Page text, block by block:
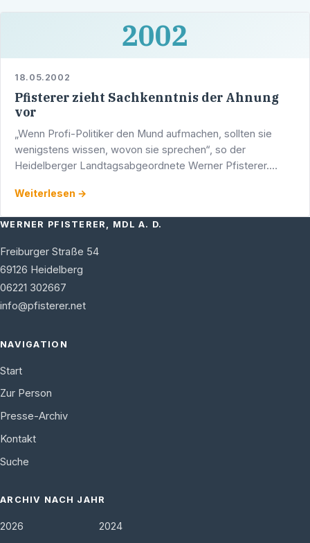
2002
18.05.2002
Pfisterer zieht Sachkenntnis der Ahnung
vor
„Wenn Profi-Politiker den Mund aufmachen, sollten sie
wenigstens wissen, wovon sie sprechen“, so der
Heidelberger Landtagsabgeordnete Werner Pfisterer.
…
Weiterlesen →
WERNER PFISTERER, MDL A. D.
Freiburger Straße 54
69126 Heidelberg
06221 302667
info@pfisterer.net
NAVIGATION
Start
Zur Person
Presse-Archiv
Kontakt
Suche
ARCHIV NACH JAHR
2026
2024